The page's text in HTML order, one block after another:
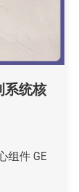
系统核
组件 GE